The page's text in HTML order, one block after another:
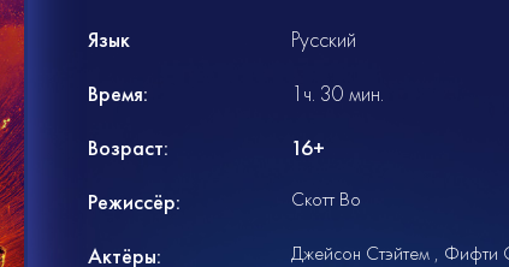
Язык
Русский
Время:
1ч. 30 мин.
Возраст:
16+
Режиссёр:
Скотт Во
Актёры: Джейсон Стэйтем
Фифти